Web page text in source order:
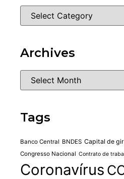
Archives
Tags
Banco Central BNDES Capital de
Congresso Nacional Contrato de
Coronavírus